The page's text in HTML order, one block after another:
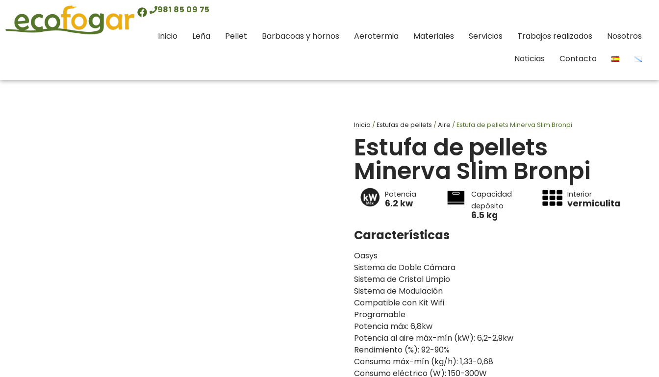
981 85 09 75
Inicio Leña Pellet Barbacoas y hornos Aerotermia Materiales Servicios Trabajos realizados
Nosotros
Noticias
Contacto
Inicio / Estufas de pellets / Aire / Estufa de pellets Minerva Slim Bronpi
Estufa de pellets
Minerva Slim Bronpi
Potencia
6.2 kw
Capacidad
depósito
6.5 kg
Interior
vermiculita
Características
Oasys
Sistema de Doble Cámara
Sistema de Cristal Limpio
Sistema de Modulación
Compatible con Kit Wifi
Programable
Potencia máx: 6,8kw
Potencia al aire máx-mín (kW): 6,2-2,9kw
Rendimiento (%): 92-90%
Consumo máx-mín (kg/h): 1,33-0,68
Consumo eléctrico (W): 150-300W